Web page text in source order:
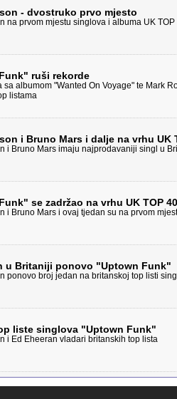
- dvostruko prvo mjesto
na prvom mjestu singlova i albuma UK TOP
ruši rekorde
sa albumom "Wanted On Voyage" te Mark
listama
i Bruno Mars i dalje na vrhu UK
i Bruno Mars imaju najprodavaniji singl u
se zadržao na vrhu UK TOP 40
i Bruno Mars i ovaj tjedan su na prvom
u Britaniji ponovo "Uptown Funk"
ponovo broj jedan na britanskoj top listi
liste singlova "Uptown Funk"
i Ed Eheeran vladari britanskih top lista